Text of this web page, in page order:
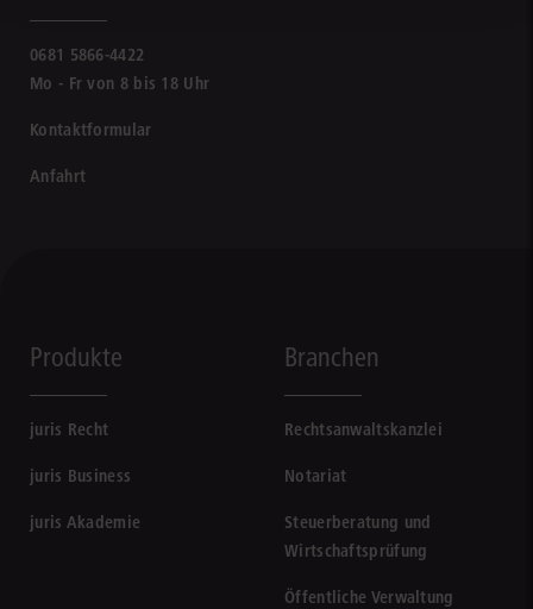
0681 5866-4422
Mo - Fr von 8 bis 18 Uhr
Kontaktformular
Anfahrt
Produkte
juris Recht
juris Business
juris Akademie
Branchen
Rechtsanwaltskanzlei
Notariat
Steuerberatung und
Wirtschaftsprüfung
Öffentliche Verwaltung